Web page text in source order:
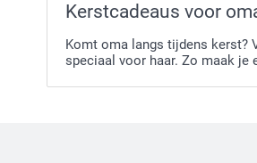
Kerstcadeaus voor
Komt oma langs tijdens kerst?
speciaal voor haar. Zo maak je